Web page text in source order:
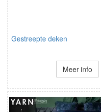
Gestreepte deken
Meer info